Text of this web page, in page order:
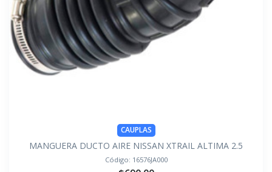
CAUPLAS
MANGUERA DUCTO AIRE NISSAN XTRAIL ALTIMA 2.5
Código: 16576JA000